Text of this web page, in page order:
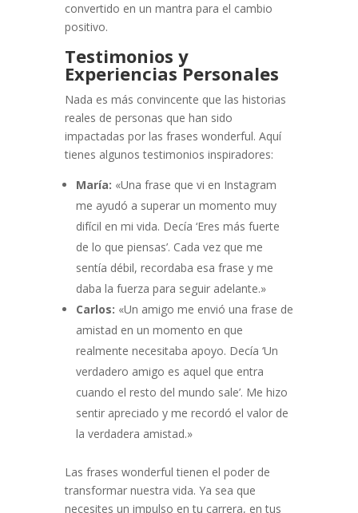
convertido en un mantra para el cambio
positivo.
Testimonios y
Experiencias Personales
Nada es más convincente que las historias
reales de personas que han sido
impactadas por las frases wonderful. Aquí
tienes algunos testimonios inspiradores:
María: «Una frase que vi en Instagram
me ayudó a superar un momento muy
difícil en mi vida. Decía ‘Eres más fuerte
de lo que piensas’. Cada vez que me
sentía débil, recordaba esa frase y me
daba la fuerza para seguir adelante.»
Carlos: «Un amigo me envió una frase de
amistad en un momento en que
realmente necesitaba apoyo. Decía ‘Un
verdadero amigo es aquel que entra
cuando el resto del mundo sale’. Me hizo
sentir apreciado y me recordó el valor de
la verdadera amistad.»
Las frases wonderful tienen el poder de
transformar nuestra vida. Ya sea que
necesites un impulso en tu carrera, en tus